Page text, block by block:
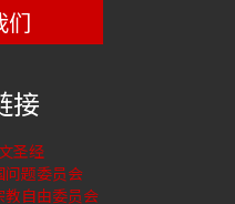
们
接
圣经
题委员会
自由委员会